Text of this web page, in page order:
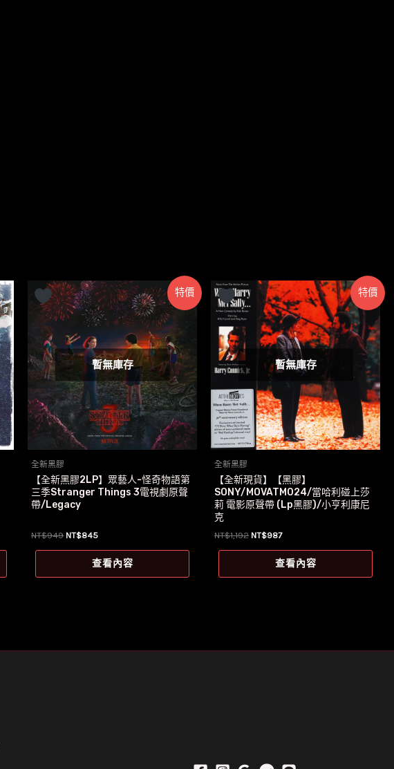
特價
暫無庫存
全新黑膠
【全新黑膠2LP】眾藝人-怪奇物語第
三季Stranger Things 3電視劇原聲
帶/Legacy
NT$949 原
NT$949。
NT$845目
價
格：
NT$845。
查看內容
特價
暫無庫存
全新黑膠
【全新現貨】【黑膠】
SONY/MOVATM024/當哈利碰上莎
莉 電影原聲帶 (Lp黑膠)/小亨利康尼
克
NT$1,192 原
NT$1,192。
NT$987目
價
格：
NT$987。
查看內容